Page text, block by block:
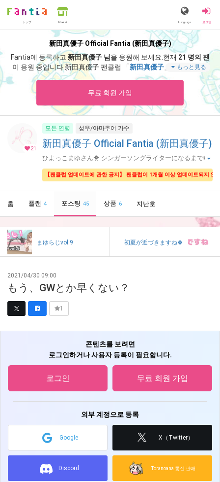
トップ Market Language 로그인
新田真優子 Official Fantia (新田真優子)
Fantia에 등록하고 新田真優子 님을 응원해 보세요. 현재 21 명의 팬
이 응원 중입니다.新田真優子 팬클럽 「新田真優子」 에서는 「文
章書く仕事した。」 등 스페셜 콘텐츠를 즐기실 수 있습니다.
もっと見る
무료 회원 가입
21
모든 연령 성우/아마추어 가수
新田真優子 Official Fantia (新田真優子)
ひよっこまゆさん🐥 シンガーソングライターになるまで🎼
【팬클럽 업데이트에 관한 공지】 팬클럽이 1개월 이상 업데이트되지
홈 플랜 4 포스팅 45 상품 6 지난호
まゆらじvol.9 初夏が近づきますね🍀
2021/04/30 09:00
もう、GWとか早くない？
1
콘텐츠를 보려면
로그인하거나 사용자 등록이 필요합니다.
로그인 무료 회원 가입
외부 계정으로 등록
Google X（Twitter）
Discord Toranoana 통신 판매